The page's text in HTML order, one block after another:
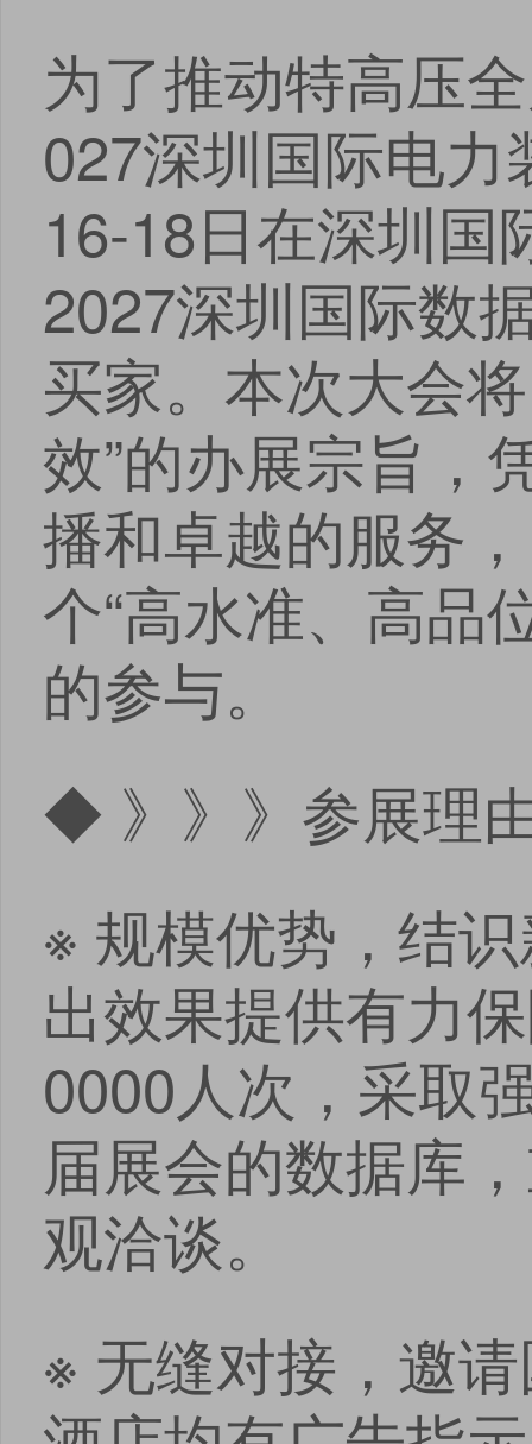
为了推动特高压
027深圳国际电
16-18日在深圳国
2027深圳国际数
买家。本次大会
效”的办展宗旨，
播和卓越的服务
个“高水准、高品
的参与。
◆ 》》》参展理
※ 规模优势，结
出效果提供有力
0000人次，采取
届展会的数据库
观洽谈。
※ 无缝对接，邀